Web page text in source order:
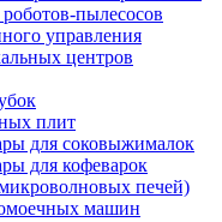
пылесосов
управления
центров
плит
для соковыжималок
для кофеварок
печей)
машин